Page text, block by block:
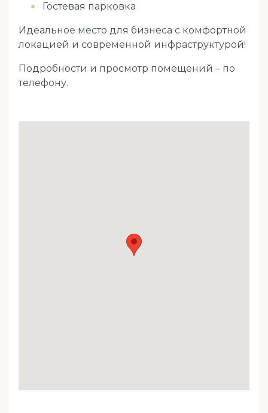
Гостевая парковка
Идеальное место для бизнеса с комфортной
локацией и современной инфраструктурой!
Подробности и просмотр помещений – по
телефону.